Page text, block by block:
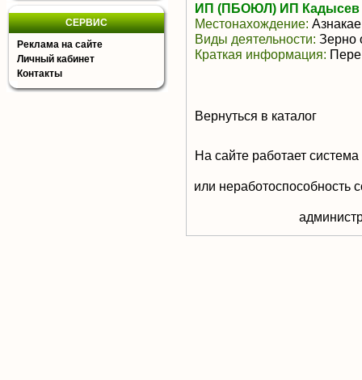
СЕРВИС
Реклама на сайте
Личный кабинет
Контакты
ИП (ПБОЮЛ) ИП Кадысев
Местонахождение:
Виды деятельности: Зерно
Краткая информация:
Вернуться в каталог
На сайте работает
или неработоспособность